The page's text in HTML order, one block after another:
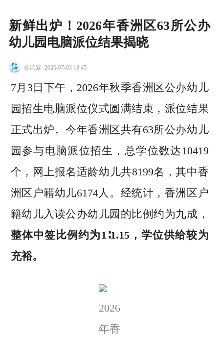
新鲜出炉！2026年香洲区63所公办
幼儿园电脑派位结果揭晓
余沁霖 2026-07-03 18:45
7月3日下午，2026年秋季香洲区公办幼儿
园招生电脑派位仪式圆满结束，派位结果
正式出炉。今年香洲区共有63所公办幼儿
园参与电脑派位招生，总学位数达10419
个，网上报名适龄幼儿共8199名，其中香
洲区户籍幼儿6174人。经统计，香洲区户
籍幼儿入读公办幼儿园的比例约为九成，
整体中签比例约为1∶1.15，学位供给较为
充裕。
2026
年香